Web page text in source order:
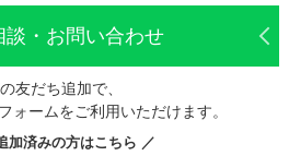
談・お問い合わせ
友だち追加で、
ォームをご利用いただけます。
加済みの方はこちら ／